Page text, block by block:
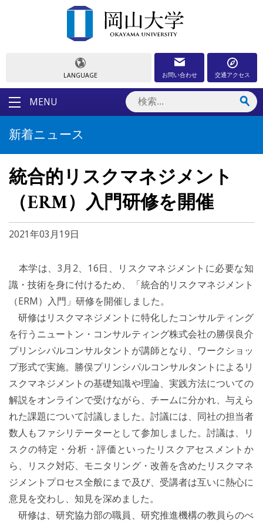
LANGUAGE お問い合わせ 交通アクセス
MENU
新着ニュース
統合的リスクマネジメント
（ERM）入門研修を開催
2021年03月19日
本学は、3月2、16日、リスクマネジメントに必要な知
識・技術を身に付けるため、「統合的リスクマネジメント
（ERM）入門」研修を開催しました。
研修はリスクマネジメントに特化したコンサルティング
を行うニュートン・コンサルティング株式会社の勝俣良介
プリンシパルコンサルタントが講師となり、ワークショッ
プ形式で実施。勝俣プリンシパルコンサルタントによるリ
スクマネジメントの基礎知識や理論、実践方法についての
解説をオンラインで受けながら、チームに分かれ、与えら
れた課題について討議しました。討議には、同社の担当者
数人もファシリテーターとして参加しました。討議は、リ
スクの特定・分析・評価といったリスクアセスメントか
ら、リスク対応、モニタリング・改善を含めたリスクマネ
ジメントプロセス全般にまで及び、受講者は互いに熱心に
意見を交わし、知見を深めました。
研修は、研究協力部の職員、研究推進機構の教員らのべ